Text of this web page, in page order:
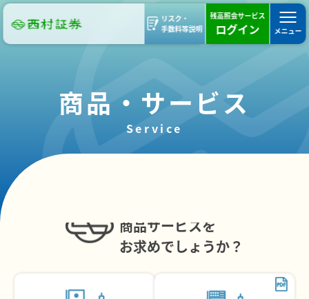
リスク・
手数料等説明
残高照会サービス
ログイン メニュー
商品・サービス
Service
商品サービスを
お求めでしょうか？